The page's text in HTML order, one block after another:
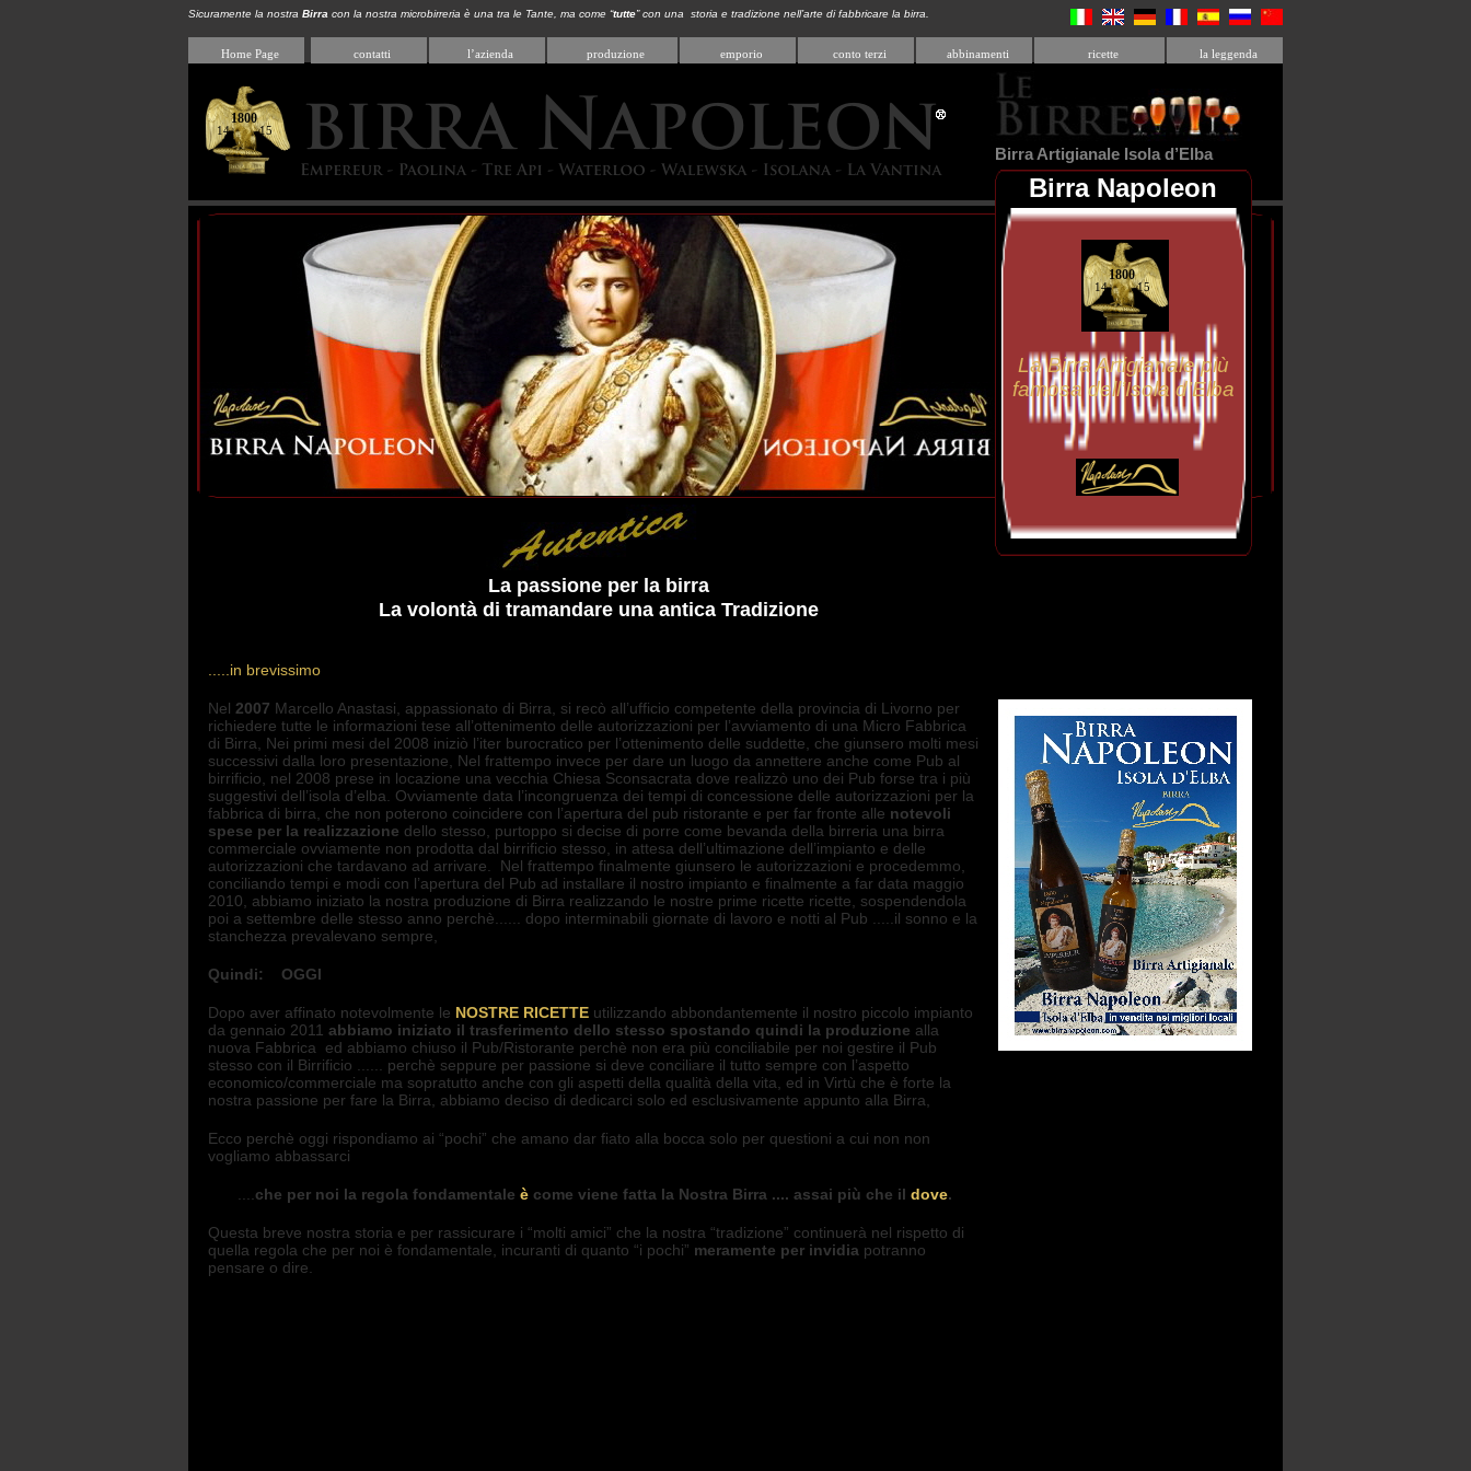
La passione per la birra
Birra Artigianale Isola d’Elba
Birra Napoleon
La Birra Artigianale più
famosa dell’Isola d’Elba
1800
14 15
La volontà di tramandare una antica Tradizione
.....in brevissimo
Nel 2007 Marcello Anastasi, appassionato di Birra, si recò all’ufficio competente della provincia di Livorno per
richiedere tutte le informazioni tese all’ottenimento delle autorizzazioni per l’avviamento di una Micro Fabbrica
di Birra, Nei primi mesi del 2008 iniziò l’iter burocratico per l’ottenimento delle suddette, che giunsero molti mesi
successivi dalla loro presentazione, Nel frattempo invece per dare un luogo da annettere anche come Pub al
birrificio, nel 2008 prese in locazione una vecchia Chiesa Sconsacrata dove realizzò uno dei Pub forse tra i più
suggestivi dell’isola d’elba. Ovviamente data l’incongruenza dei tempi di concessione delle autorizzazioni per la
fabbrica di birra, che non poterono coincidere con l’apertura del pub ristorante e per far fronte alle notevoli
spese per la realizzazione dello stesso, purtoppo si decise di porre come bevanda della birreria una birra
commerciale ovviamente non prodotta dal birrificio stesso, in attesa dell’ultimazione dell’impianto e delle
autorizzazioni che tardavano ad arrivare. Nel frattempo finalmente giunsero le autorizzazioni e procedemmo,
conciliando tempi e modi con l’apertura del Pub ad installare il nostro impianto e finalmente a far data maggio
2010, abbiamo iniziato la nostra produzione di Birra realizzando le nostre prime ricette ricette, sospendendola
poi a settembre delle stesso anno perchè...... dopo interminabili giornate di lavoro e notti al Pub .....il sonno e la
stanchezza prevalevano sempre,
Quindi: OGGI
Dopo aver affinato notevolmente le NOSTRE RICETTE utilizzando abbondantemente il nostro piccolo impianto
da gennaio 2011 abbiamo iniziato il trasferimento dello stesso spostando quindi la produzione alla
nuova Fabbrica ed abbiamo chiuso il Pub/Ristorante perchè non era più conciliabile per noi gestire il Pub
stesso con il Birrificio ...... perchè seppure per passione si deve conciliare il tutto sempre con l’aspetto
economico/commerciale ma sopratutto anche con gli aspetti della qualità della vita, ed in Virtù che è forte la
nostra passione per fare la Birra, abbiamo deciso di dedicarci solo ed esclusivamente appunto alla Birra,
Ecco perchè oggi rispondiamo ai “pochi” che amano dar fiato alla bocca solo per questioni a cui non non
vogliamo abbassarci
che per noi la regola fondamentale è come viene fatta la Nostra Birra .... assai più che il dove.
Questa breve nostra storia e per rassicurare i “molti amici” che la nostra “tradizione” continuerà nel rispetto di
quella regola che per noi è fondamentale, incuranti di quanto “i pochi” meramente per invidia potranno
pensare o dire.
14 15
1800
Home Page contatti l’azienda produzione emporio conto terzi abbinamenti ricette la leggenda
Sicuramente la nostra Birra con la nostra microbirreria è una tra le Tante, ma come “tutte” con una storia e tradizione nell’arte di fabbricare la birra.